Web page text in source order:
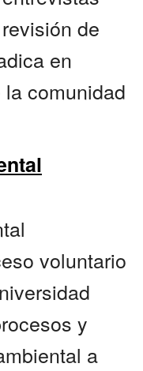
de
en
comunidad
voluntario
y
a